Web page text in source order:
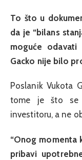
To što u
da je “bilans
moguće
Gacko nije bilo
Poslanik Vukota
tome je što se
investitoru, a ne
“Onog momenta
pribavi